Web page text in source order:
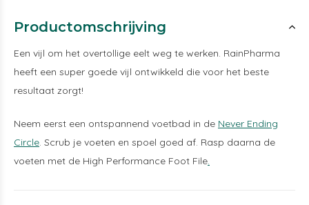
Productomschrijving
Een vijl om het overtollige eelt weg te werken. RainPharma
heeft een super goede vijl ontwikkeld die voor het beste
resultaat zorgt!
Neem eerst een ontspannend voetbad in de Never Ending
Circle. Scrub je voeten en spoel goed af. Rasp daarna de
voeten met de High Performance Foot File.